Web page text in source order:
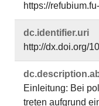
https://
dc.​identifier.​uri
http://dx.doi.org/
Einleitung: Bei
treten aufgrund